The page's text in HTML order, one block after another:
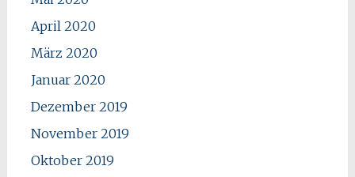
April 2020
März 2020
Januar 2020
Dezember 2019
November 2019
Oktober 2019